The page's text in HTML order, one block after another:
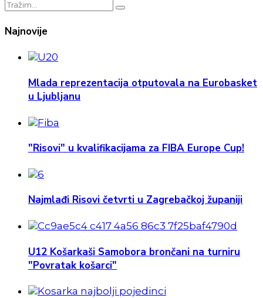
Najnovije
Mlada reprezentacija otputovala na Eurobasket
u Ljubljanu
"Risovi" u kvalifikacijama za FIBA Europe Cup!
Najmlađi Risovi četvrti u Zagrebačkoj županiji
U12 Košarkaši Samobora brončani na turniru
"Povratak košarci"